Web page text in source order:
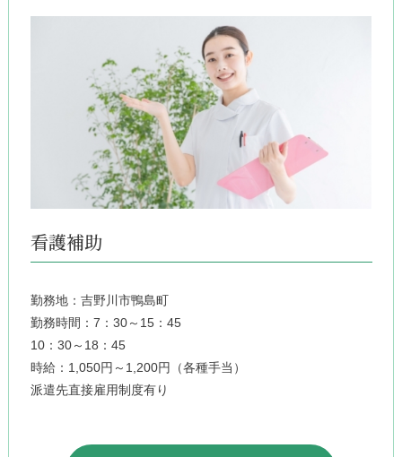
看護補助
勤務地：吉野川市鴨島町
勤務時間：7：30～15：45
10：30～18：45
時給：1,050円～1,200円（各種手当）
派遣先直接雇用制度有り